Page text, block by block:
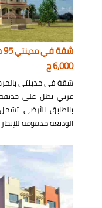
شقة فيمدينتي95 م
6,000 ج
شقة في مدينتي
بالطابق الأرضي تشمل
الوديعة مدفوعة للإيجار